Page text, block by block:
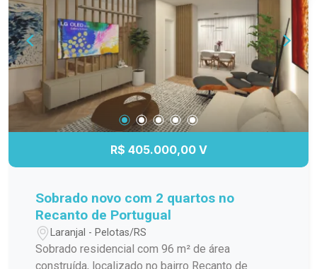
R$ 405.000,00 V
Sobrado novo com 2 quartos no
Recanto de Portugual
Laranjal - Pelotas/RS
Sobrado residencial com 96 m² de área
construída, localizado no bairro Recanto de